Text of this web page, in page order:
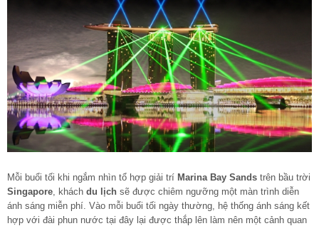
Mỗi buổi tối khi ngắm nhìn tổ hợp giải trí Marina Bay Sands trên bầu trời
Singapore , khách du lịch sẽ được chiêm ngưỡng một màn trình diễn
ánh sáng miễn phí. Vào mỗi buổi tối ngày thường, hệ thống ánh sáng kết
hợp với đài phun nước tại đây lại được thắp lên làm nên một cảnh quan